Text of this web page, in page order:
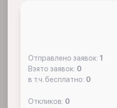
Отправлено заявок: 1
Взято заявок: 0
в т.ч. бесплатно: 0
Откликов: 0